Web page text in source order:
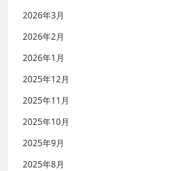
2026年3月
2026年2月
2026年1月
2025年12月
2025年11月
2025年10月
2025年9月
2025年8月